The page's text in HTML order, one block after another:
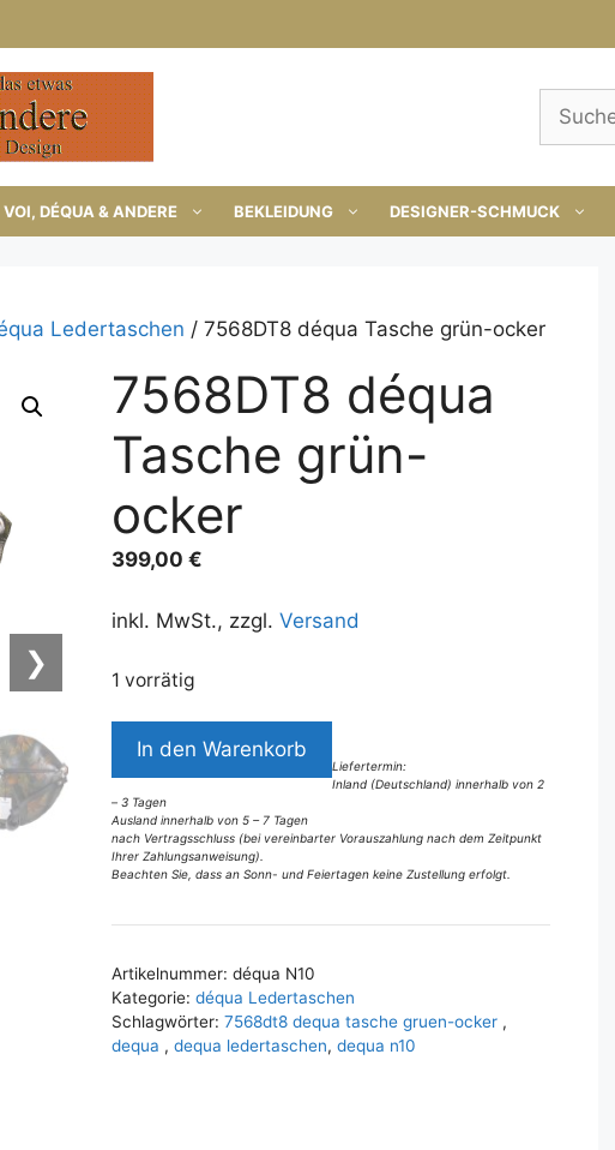
Suchen
nach:
DÉQUA & ANDERE BEKLEIDUNG DESIGNER-SCHMUCK
Ledertaschen / 7568DT8 déqua Tasche grün-ocker
❯
7568DT8 déqua
Tasche grün-
ocker
399,00€
inkl. MwSt., zzgl.Versand
1 vorrätig
7568DT8
déqua
Tasche
grün-
ocker
Menge
In den Warenkorb
Liefertermin:
Inland (Deutschland) innerhalb von 2
– 3 Tagen
Ausland innerhalb von 5 – 7 Tagen
nach Vertragsschluss (bei vereinbarter Vorauszahlung nach dem Zeitpunkt
Ihrer Zahlungsanweisung).
Beachten Sie, dass an Sonn- und Feiertagen keine Zustellung erfolgt.
l
e
r
n
Artikelnummer:déqua N10
Kategorie:déqua Ledertaschen
Schlagwörter:7568dt8 dequa tasche gruen-ocker ,
dequa ,dequa ledertaschen,dequa n10